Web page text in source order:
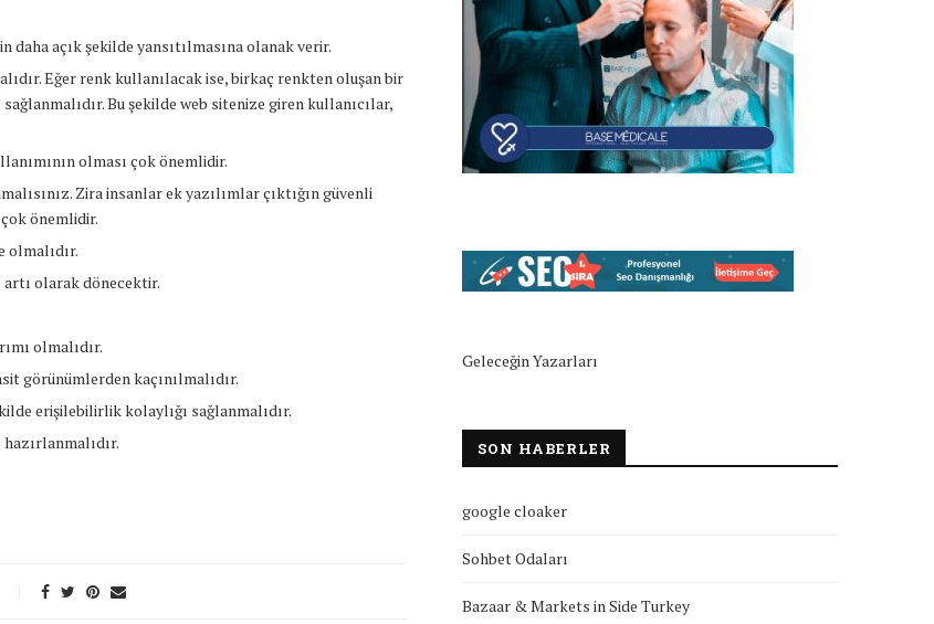
daha açık şekilde yansıtılmasına olanak verir.
Eğer renk kullanılacak ise, birkaç renkten oluşan bir
Bu şekilde web sitenize giren kullanıcılar,
olması çok önemlidir.
Zira insanlar ek yazılımlar çıktığın güvenli
önemlidir.
olmalıdır.
olarak dönecektir.
olmalıdır.
görünümlerden kaçınılmalıdır.
erişilebilirlik kolaylığı sağlanmalıdır.
Geleceğin Yazarları
SON HABERLER
google cloaker
Sohbet Odaları
Bazaar & Markets in Side Turkey